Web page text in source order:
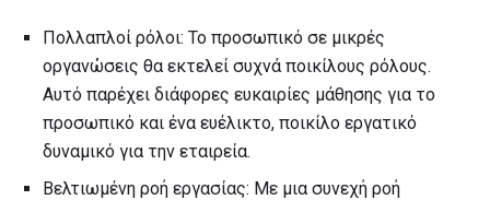
Πολλαπλοί ρόλοι: Το προσωπικό σε μικρές
οργανώσεις θα εκτελεί συχνά ποικίλους ρόλους.
Αυτό παρέχει διάφορες ευκαιρίες μάθησης για το
προσωπικό και ένα ευέλικτο, ποικίλο εργατικό
δυναμικό για την εταιρεία.
Βελτιωμένη ροή εργασίας: Με μια συνεχή ροή